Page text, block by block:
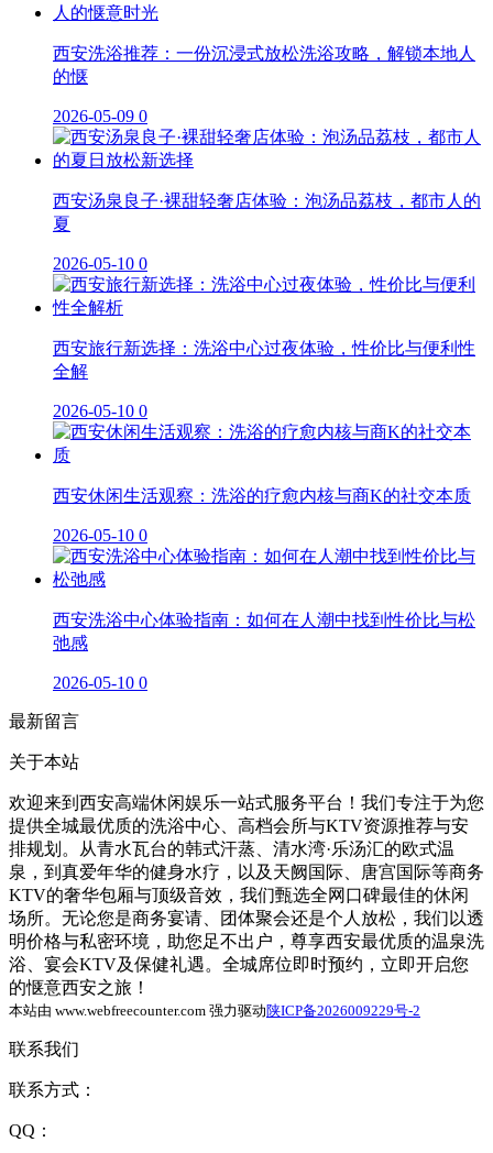
西安洗浴推荐：一份沉浸式放松洗浴攻略，解锁本地人
的惬
2026-05-09 0
西安汤泉良子·裸甜轻奢店体验：泡汤品荔枝，都市人的
夏
2026-05-10 0
西安旅行新选择：洗浴中心过夜体验，性价比与便利性
全解
2026-05-10 0
西安休闲生活观察：洗浴的疗愈内核与商K的社交本质
2026-05-10 0
西安洗浴中心体验指南：如何在人潮中找到性价比与松
弛感
2026-05-10 0
最新留言
关于本站
欢迎来到西安高端休闲娱乐一站式服务平台！我们专注于为您
提供全城最优质的洗浴中心、高档会所与KTV资源推荐与安
排规划。从青水瓦台的韩式汗蒸、清水湾·乐汤汇的欧式温
泉，到真爱年华的健身水疗，以及天阙国际、唐宫国际等商务
KTV的奢华包厢与顶级音效，我们甄选全网口碑最佳的休闲
场所。无论您是商务宴请、团体聚会还是个人放松，我们以透
明价格与私密环境，助您足不出户，尊享西安最优质的温泉洗
浴、宴会KTV及保健礼遇。全城席位即时预约，立即开启您
的惬意西安之旅！
本站由 www.webfreecounter.com 强力驱动陕ICP备2026009229号-2
联系我们
联系方式：
QQ：